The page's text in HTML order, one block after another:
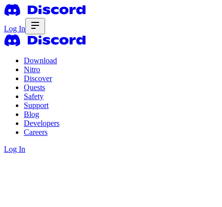
Log In
Download
Nitro
Discover
Quests
Safety
Support
Blog
Developers
Careers
Log In